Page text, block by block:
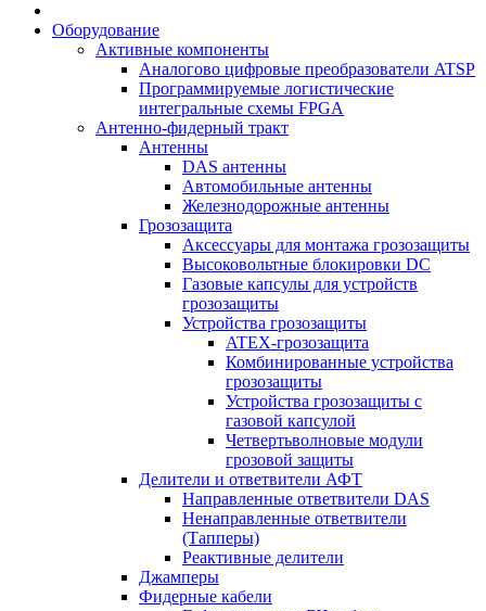
Оборудование
Активные компоненты
Аналогово цифровые преобразователи ATSP
Программируемые логистические
интегральные схемы FPGA
Антенно-фидерный тракт
Антенны
DAS антенны
Автомобильные антенны
Железнодорожные антенны
Грозозащита
Аксессуары для монтажа грозозащиты
Высоковольтные блокировки DC
Газовые капсулы для устройств
грозозащиты
Устройства грозозащиты
ATEX-грозозащита
Комбинированные устройства
грозозащиты
Устройства грозозащиты с
газовой капсулой
Четвертьволновые модули
грозовой защиты
Делители и ответвители АФТ
Направленные ответвители DAS
Ненаправленные ответвители
(Тапперы)
Реактивные делители
Джамперы
Фидерные кабели